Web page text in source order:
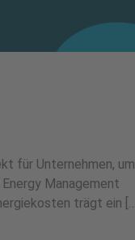
für Unternehmen, um
Management
trägt ein […]